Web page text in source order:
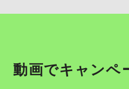
動画でキャンペ